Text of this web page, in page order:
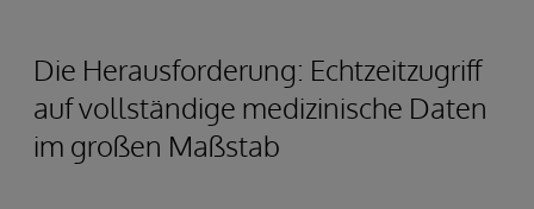
Die Herausforderung: Echtzeitzugriff
auf vollständige medizinische Daten
im großen Maßstab